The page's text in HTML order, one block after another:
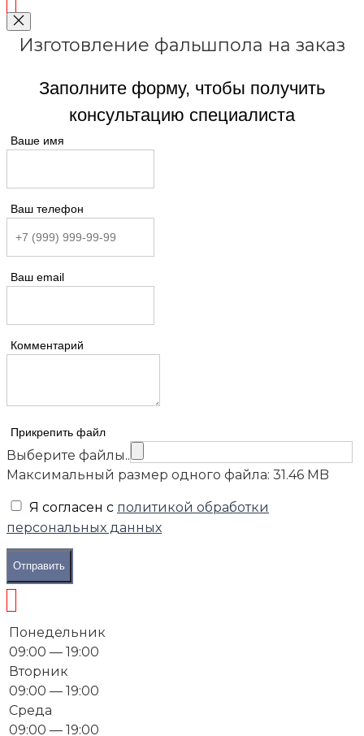
Изготовление фальшпола на заказ
Заполните форму, чтобы получить
консультацию специалиста
Ваше имя
Ваш телефон
Ваш email
Комментарий
Прикрепить файл
Выберите файлы..
Максимальный размер одного файла: 31.46 MB
Я согласен с политикой обработки
персональных данных
Отправить
Понедельник
09:00 — 19:00
Вторник
09:00 — 19:00
Среда
09:00 — 19:00